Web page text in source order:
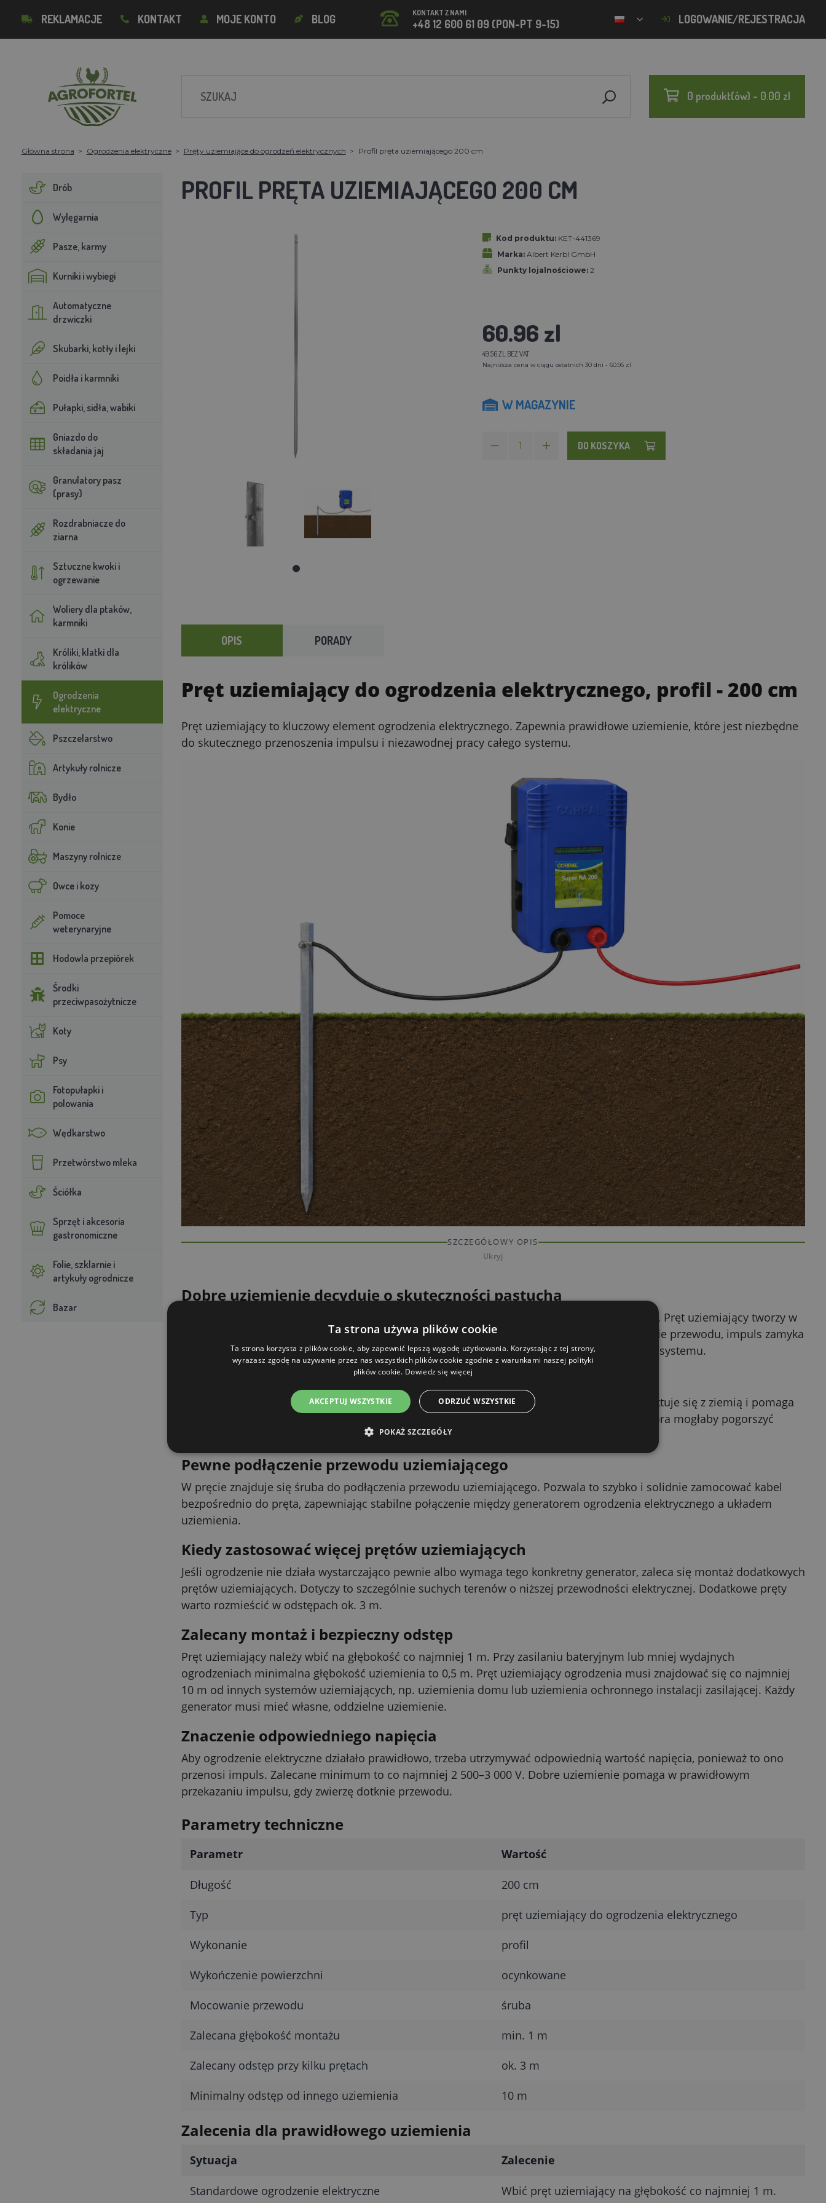
REKLAMACJE KONTAKT MOJE KONTO BLOG KONTAKT Z NAMI
+48 12 600 61 09 (PON-PT 9-15) LOGOWANIE/REJESTRACJA
0 produkt(ów) - 0.00 zl
Główna strona Ogrodzenia elektryczne Pręty uziemiające do ogrodzeń elektrycznych Profil pręta uziemiającego 200 cm
Drób
Wylęgarnia
Pasze, karmy
Kurniki i wybiegi
Automatyczne
drzwiczki
Skubarki, kotły i lejki
Poidła i karmniki
Pułapki, sidła, wabiki
Gniazdo do
składania jaj
Granulatory pasz
(prasy)
Rozdrabniacze do
ziarna
Sztuczne kwoki i
ogrzewanie
Woliery dla ptaków,
karmniki
Króliki, klatki dla
królików
Ogrodzenia
elektryczne
Pszczelarstwo
Artykuły rolnicze
Bydło
Konie
Maszyny rolnicze
Owce i kozy
Pomoce
weterynaryjne
Hodowla przepiórek
Środki
przeciwpasożytnicze
Koty
Psy
Fotopułapki i
polowania
Wędkarstwo
Przetwórstwo mleka
Ściółka
Sprzęt i akcesoria
gastronomiczne
Folie, szklarnie i
artykuły ogrodnicze
Bazar
PROFIL PRĘTA UZIEMIAJĄCEGO 200 CM
Kod produktu: KET-441369
Marka: Albert Kerbl GmbH
Punkty lojalnościowe: 2
60.96 zl
49.56 ZL BEZ VAT
Najniższa cena w ciągu ostatnich 30 dni - 60.96 zl
W MAGAZYNIE
DO KOSZYKA
OPIS PORADY
Pręt uziemiający do ogrodzenia elektrycznego, profil - 200 cm
Pręt uziemiający to kluczowy element ogrodzenia elektrycznego. Zapewnia prawidłowe uziemienie, które jest niezbędne
do skutecznego przenoszenia impulsu i niezawodnej pracy całego systemu.
SZCZEGÓŁOWY OPIS
Ukryj
Dobre uziemienie decyduje o skuteczności pastucha
Ogrodzenie elektryczne działa prawidłowo tylko wtedy, gdy ma dobrze wykonane uziemienie. Pręt uziemiający tworzy w
gruncie biegun ujemny, a przewody ogrodzenia stanowią biegun dodatni. Gdy zwierzę dotknie przewodu, impuls zamyka
się przez ziemię — dlatego właściwe uziemienie jest podstawą skutecznego działania całego systemu.
Ocynkowany profil dla lepszego kontaktu z gruntem
Pręt wykonano jako profil ocynkowany o dużej powierzchni styku. Dzięki temu dobrze kontaktuje się z ziemią i pomaga
poprawić przewodność uziemienia. Warstwa cynku dodatkowo chroni pręt przed korozją, która mogłaby pogorszyć
Pewne podłączenie przewodu uziemiającego
W pręcie znajduje się śruba do podłączenia przewodu uziemiającego. Pozwala to szybko i solidnie zamocować kabel
bezpośrednio do pręta, zapewniając stabilne połączenie między generatorem ogrodzenia elektrycznego a układem
uziemienia.
Kiedy zastosować więcej prętów uziemiających
Jeśli ogrodzenie nie działa wystarczająco pewnie albo wymaga tego konkretny generator, zaleca się montaż dodatkowych
prętów uziemiających. Dotyczy to szczególnie suchych terenów o niższej przewodności elektrycznej. Dodatkowe pręty
warto rozmieścić w odstępach ok. 3 m.
Zalecany montaż i bezpieczny odstęp
Pręt uziemiający należy wbić na głębokość co najmniej 1 m. Przy zasilaniu bateryjnym lub mniej wydajnych
ogrodzeniach minimalna głębokość uziemienia to 0,5 m. Pręt uziemiający ogrodzenia musi znajdować się co najmniej
10 m od innych systemów uziemiających, np. uziemienia domu lub uziemienia ochronnego instalacji zasilającej. Każdy
generator musi mieć własne, oddzielne uziemienie.
Znaczenie odpowiedniego napięcia
Aby ogrodzenie elektryczne działało prawidłowo, trzeba utrzymywać odpowiednią wartość napięcia, ponieważ to ono
przenosi impuls. Zalecane minimum to co najmniej 2 500–3 000 V. Dobre uziemienie pomaga w prawidłowym
przekazaniu impulsu, gdy zwierzę dotknie przewodu.
Parametry techniczne
Parametr Wartość
Długość 200 cm
Typ pręt uziemiający do ogrodzenia elektrycznego
Wykonanie profil
Wykończenie powierzchni ocynkowane
Mocowanie przewodu śruba
Zalecana głębokość montażu min. 1 m
Zalecany odstęp przy kilku prętach ok. 3 m
Minimalny odstęp od innego uziemienia 10 m
Zalecenia dla prawidłowego uziemienia
Sytuacja Zalecenie
Standardowe ogrodzenie elektryczne Wbić pręt uziemiający na głębokość co najmniej 1 m.
Ta strona używa plików cookie
Ta strona korzysta z plików cookie, aby zapewnić lepszą wygodę użytkowania. Korzystając z tej strony,
wyrażasz zgodę na używanie przez nas wszystkich plików cookie zgodnie z warunkami naszej polityki
plików cookie. Dowiedz się więcej
AKCEPTUJ WSZYSTKIE ODRZUĆ WSZYSTKIE
POKAŻ SZCZEGÓŁY